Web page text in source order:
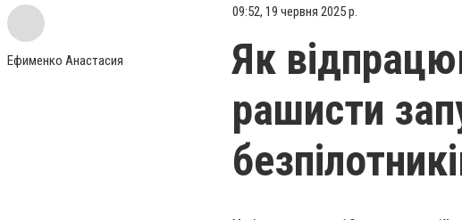
Ефименко Анастасия
09:52, 19 червня 2025 р.
Як
рашисти